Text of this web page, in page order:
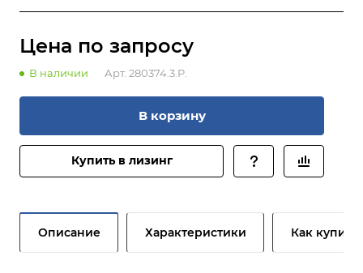
Цена по запросу
В наличии Арт. 280374.3.P.
В корзину
Купить в лизинг
Описание Характеристики Как купить